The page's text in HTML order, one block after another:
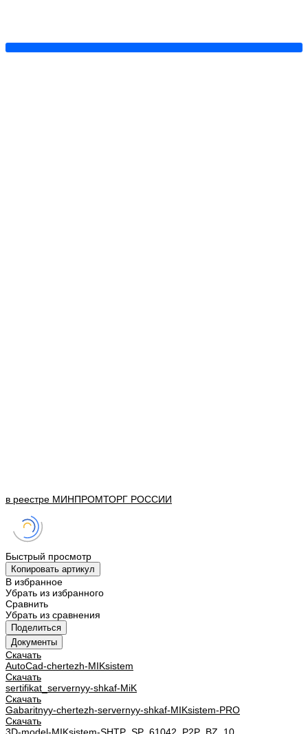
в реестре МИНПРОМТОРГ РОССИИ
Быстрый просмотр
Копировать артикул
В избранное
Убрать из избранного
Сравнить
Убрать из сравнения
Поделиться
Документы
Скачать
AutoCad-chertezh-MIKsistem
Скачать
sertifikat_servernyy-shkaf-MiK
Скачать
Gabaritnyy-chertezh-servernyy-shkaf-MIKsistem-PRO
Скачать